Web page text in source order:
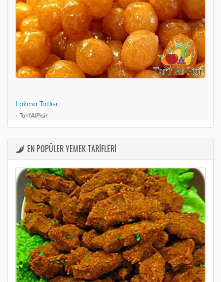
Lokma Tatlısı
- TarifAlPisir
EN POPÜLER YEMEK TARİFLERİ